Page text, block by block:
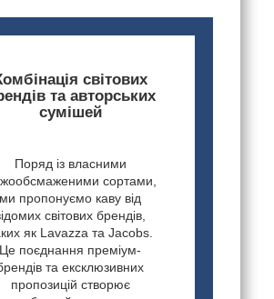
світових
та авторських
сумішей
Поряд із власними
сортами,
ми пропонуємо каву від
світових брендів,
як Lavazza та Jacobs.
Це поєднання преміум-
та ексклюзивних
пропозицій створює